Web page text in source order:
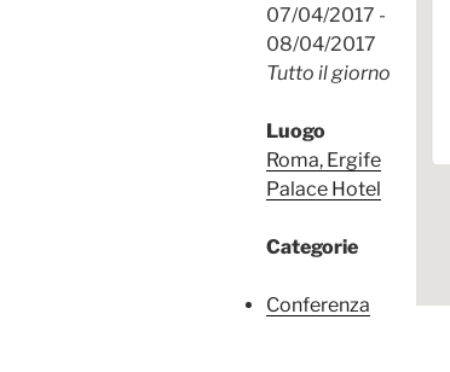
07/04/2017 -
08/04/2017
Tutto il giorno
Luogo
Roma, Ergife
Palace Hotel
Categorie
Conferenza